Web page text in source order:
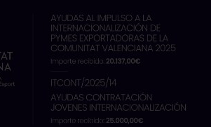
e i
n
r
a
m